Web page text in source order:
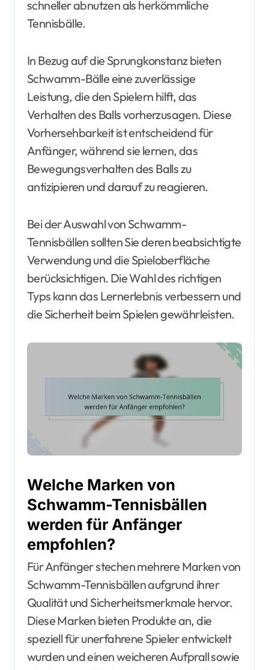
schneller abnutzen als herkömmliche
Tennisbälle.
In Bezug auf die Sprungkonstanz bieten
Schwamm-Bälle eine zuverlässige
Leistung, die den Spielern hilft, das
Verhalten des Balls vorherzusagen. Diese
Vorhersehbarkeit ist entscheidend für
Anfänger, während sie lernen, das
Bewegungsverhalten des Balls zu
antizipieren und darauf zu reagieren.
Bei der Auswahl von Schwamm-
Tennisbällen sollten Sie deren beabsichtigte
Verwendung und die Spieloberfläche
berücksichtigen. Die Wahl des richtigen
Typs kann das Lernerlebnis verbessern und
die Sicherheit beim Spielen gewährleisten.
Welche Marken von
Schwamm-Tennisbällen
werden für Anfänger
empfohlen?
Für Anfänger stechen mehrere Marken von
Schwamm-Tennisbällen aufgrund ihrer
Qualität und Sicherheitsmerkmale hervor.
Diese Marken bieten Produkte an, die
speziell für unerfahrene Spieler entwickelt
wurden und einen weicheren Aufprall sowie